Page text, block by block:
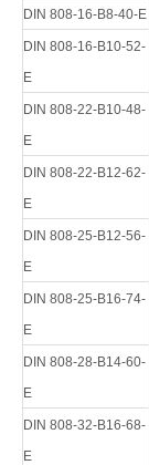
DIN 808-16-B8-40-E
DIN 808-16-B10-52-
E
DIN 808-22-B10-48-
E
DIN 808-22-B12-62-
E
DIN 808-25-B12-56-
E
DIN 808-25-B16-74-
E
DIN 808-28-B14-60-
E
DIN 808-32-B16-68-
E